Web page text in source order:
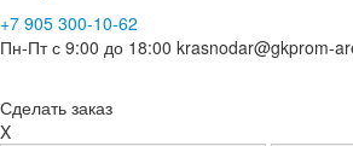
+7 905 300-10-62
Пн-Пт с 9:00 до 18:00 krasnodar@gkprom-
Сделать заказ
X